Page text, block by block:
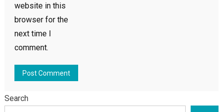
website in this
browser for the
next time I
comment.
Search